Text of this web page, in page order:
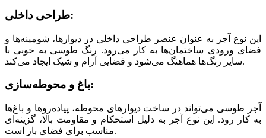
طراحی داخلی:
این نوع آجر به عنوان عنصر طراحی داخلی در دیوارها، شومینه‌ها و
فضای ورودی ساختمان‌ها به کار می‌رود. رنگ طوسی به خوبی با
سایر رنگ‌ها هماهنگ می‌شود و فضایی آرام و شیک ایجاد می‌کند.
باغ و محوطه‌سازی:
آجر طوسی می‌تواند در ساخت دیوارهای محوطه، پیاده‌روها و باغ‌ها
به کار رود. این نوع آجر به دلیل استحکام و مقاومت بالا، گزینه‌ای
مناسب برای فضای باز است.